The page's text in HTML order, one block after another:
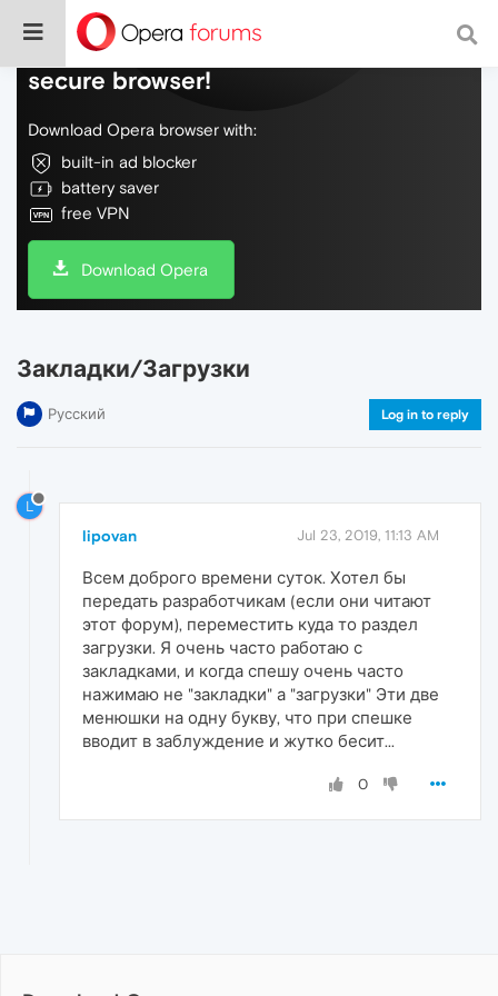
Do more on the web, with a fast and
secure browser!
Download Opera browser with:
built-in ad blocker
battery saver
free VPN
Download Opera
Закладки/Загрузки
Русский Log in to reply
L
lipovan Jul 23, 2019, 11:13 AM
Всем доброго времени суток. Хотел бы
передать разработчикам (если они читают
этот форум), переместить куда то раздел
загрузки. Я очень часто работаю с
закладками, и когда спешу очень часто
нажимаю не "закладки" а "загрузки" Эти две
менюшки на одну букву, что при спешке
вводит в заблуждение и жутко бесит...
0